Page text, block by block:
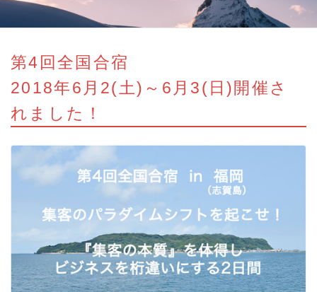
第4回全国合宿
2018年6月2(土)～6月3(日)開催さ
れました！